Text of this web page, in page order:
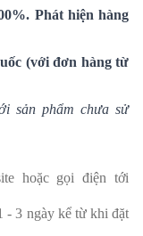
Phát hiện hàng
(với đơn hàng từ
sản phẩm chưa sử
hoặc gọi điện tới
- 3 ngày kể từ khi đặt